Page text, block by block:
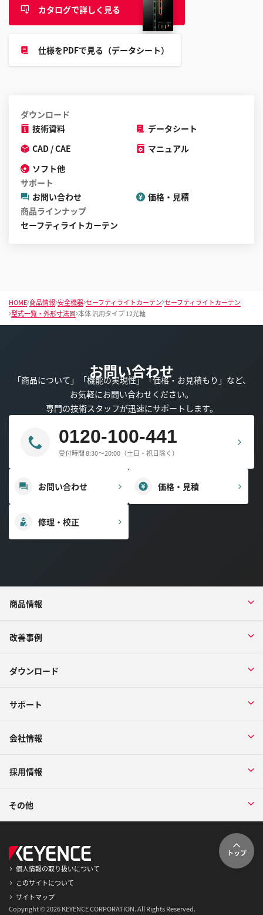
カタログで詳しく見る
仕様をPDFで見る（データシート）
ダウンロード
技術資料
データシート
CAD / CAE
マニュアル
ソフト他
サポート
お問い合わせ
価格・見積
商品ラインナップ
セーフティライトカーテン
HOME 商品情報 安全機器 セーフティライトカーテン セーフティライトカーテン
型式一覧・外形寸法図 本体 汎用タイプ 12光軸
お問い合わせ
「商品について」「機能の実現性」「価格・お見積もり」など、
お気軽にお問い合わせください。
専門の技術スタッフが迅速にサポートします。
0120-100-441
受付時間 8:30～20:00（土日・祝日除く）
お問い合わせ 価格・見積
修理・校正
商品情報
改善事例
ダウンロード
サポート
会社情報
採用情報
その他
トップ
個人情報の取り扱いについて
このサイトについて
サイトマップ
Copyright © 2026 KEYENCE CORPORATION. All Rights Reserved.